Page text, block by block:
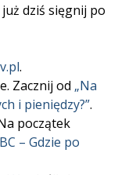
już dziś sięgnij po
.
Zacznij od „Na
i pieniędzy?”.
początek
– Gdzie po